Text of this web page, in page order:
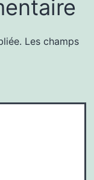
Les champs